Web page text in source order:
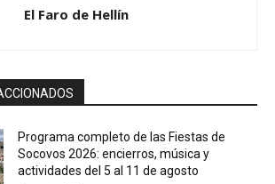
El Faro de Hellín
Programa completo de las Fiestas de
Socovos 2026: encierros, música y
actividades del 5 al 11 de agosto